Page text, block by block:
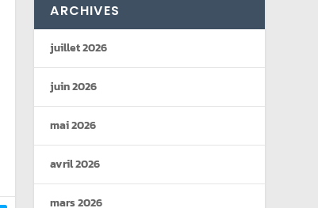
ARCHIVES
juillet 2026
juin 2026
mai 2026
avril 2026
mars 2026